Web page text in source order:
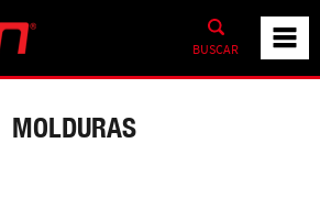
BUSCAR
MOLDURAS